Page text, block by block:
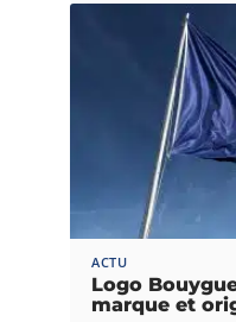
ACTU
Logo
marque et